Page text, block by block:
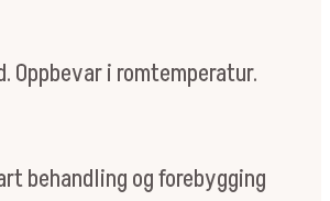
Oppbevar i romtemperatur.
behandling og forebygging